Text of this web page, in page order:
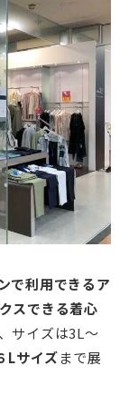
で利用できるア
スできる着心
サイズは3L〜
Lサイズまで展